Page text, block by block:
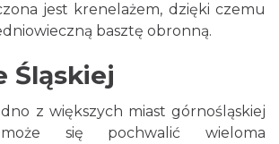
jest krenelażem, dzięki czemu
basztę obronną.
Śląskiej
z większych miast górnośląskiej
może się pochwalić wieloma